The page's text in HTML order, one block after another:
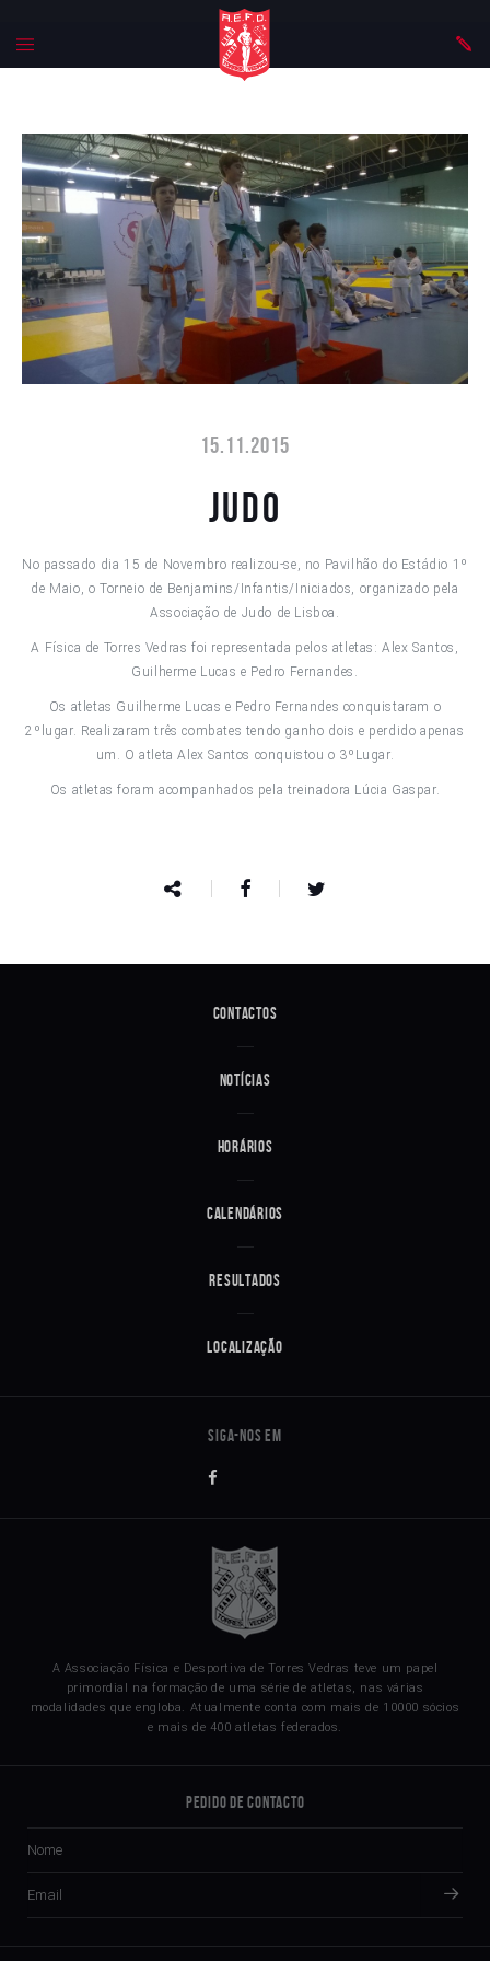
15.11.2015
JUDO
No passado dia 15 de Novembro realizou-se, no Pavilhão do Estádio 1º
de Maio, o Torneio de Benjamins/Infantis/Iniciados, organizado pela
Associação de Judo de Lisboa.
A Física de Torres Vedras foi representada pelos atletas: Alex Santos,
Guilherme Lucas e Pedro Fernandes.
Os atletas Guilherme Lucas e Pedro Fernandes conquistaram o
2ºlugar. Realizaram três combates tendo ganho dois e perdido apenas
um. O atleta Alex Santos conquistou o 3ºLugar.
Os atletas foram acompanhados pela treinadora Lúcia Gaspar.
Contactos
Notícias
Horários
Calendários
Resultados
Localização
A Associação Física e Desportiva de Torres Vedras teve um papel
primordial na formação de uma série de atletas, nas várias
modalidades que engloba. Atualmente conta com mais de 10000 sócios
e mais de 400 atletas federados.
Pedido de Contacto